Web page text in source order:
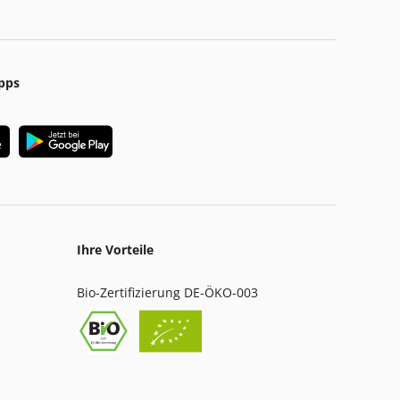
Ihre Vorteile
Bio-Zertifizierung DE-ÖKO-003